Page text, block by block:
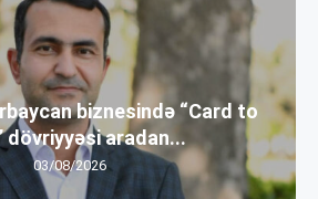
biznesində “Card to
dövriyyəsi aradan...
03/08/2026